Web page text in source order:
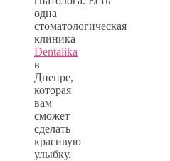
одна
стоматологическая
клиника
Dentalika
в
Днепре,
которая
вам
сможет
сделать
красивую
улыбку.